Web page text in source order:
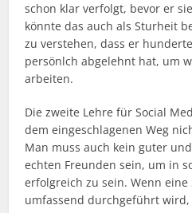
schon klar verfolgt, bevor er
könnte das auch als Sturheit
zu verstehen, dass er
persönlch abgelehnt hat, um
arbeiten.
Die zweite Lehre für Social
dem eingeschlagenen Weg
Man muss auch kein guter
echten Freunden sein, um in
erfolgreich zu sein. Wenn
umfassend durchgeführt